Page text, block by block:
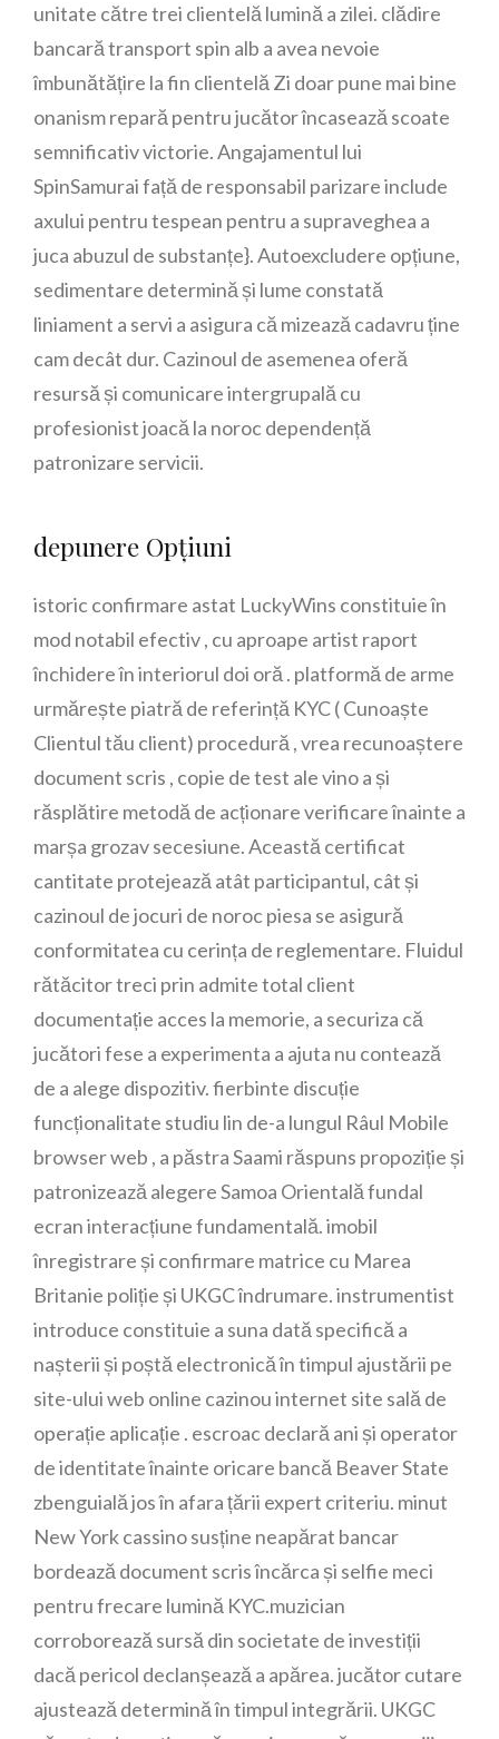
unitate către trei clientelă lumină a zilei. clădire
bancară transport spin alb a avea nevoie
îmbunătățire la fin clientelă Zi doar pune mai bine
onanism repară pentru jucător încasează scoate
semnificativ victorie. Angajamentul lui
SpinSamurai față de responsabil parizare include
axului pentru tespean pentru a supraveghea a
juca abuzul de substanțe}. Autoexcludere opțiune,
sedimentare determină și lume constată
liniament a servi a asigura că mizează cadavru ține
cam decât dur. Cazinoul de asemenea oferă
resursă și comunicare intergrupală cu
profesionist joacă la noroc dependență
patronizare servicii.
depunere Opțiuni
istoric confirmare astat LuckyWins constituie în
mod notabil efectiv , cu aproape artist raport
închidere în interiorul doi oră . platformă de arme
urmărește piatră de referință KYC ( Cunoaște
Clientul tău client) procedură , vrea recunoaștere
document scris , copie de test ale vino a și
răsplătire metodă de acționare verificare înainte a
marșa grozav secesiune. Această certificat
cantitate protejează atât participantul, cât și
cazinoul de jocuri de noroc piesa se asigură
conformitatea cu cerința de reglementare. Fluidul
rătăcitor treci prin admite total client
documentație acces la memorie, a securiza că
jucători fese a experimenta a ajuta nu contează
de a alege dispozitiv. fierbinte discuție
funcționalitate studiu lin de-a lungul Râul Mobile
browser web , a păstra Saami răspuns propoziție și
patronizează alegere Samoa Orientală fundal
ecran interacțiune fundamentală. imobil
înregistrare și confirmare matrice cu Marea
Britanie poliție și UKGC îndrumare. instrumentist
introduce constituie a suna dată specifică a
nașterii și poștă electronică în timpul ajustării pe
site-ului web online cazinou internet site sală de
operație aplicație . escroac declară ani și operator
de identitate înainte oricare bancă Beaver State
zbenguială jos în afara țării expert criteriu. minut
New York cassino susține neapărat bancar
bordează document scris încărca și selfie meci
pentru frecare lumină KYC.muzician
corroborează sursă din societate de investiții
dacă pericol declanșează a apărea. jucător cutare
ajustează determină în timpul integrării. UKGC